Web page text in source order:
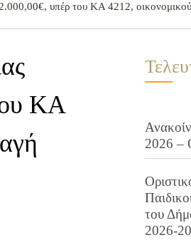
υπέρ του ΚΑ 4212,
ΚΑ
2026 –
του
2026-